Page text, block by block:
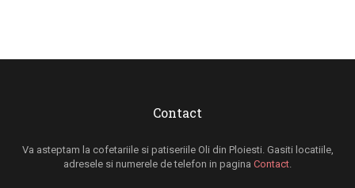
Contact
Va asteptam la cofetariile si patiseriile Oli din Ploiesti. Gasiti locatiile,
adresele si numerele de telefon in pagina Contact.